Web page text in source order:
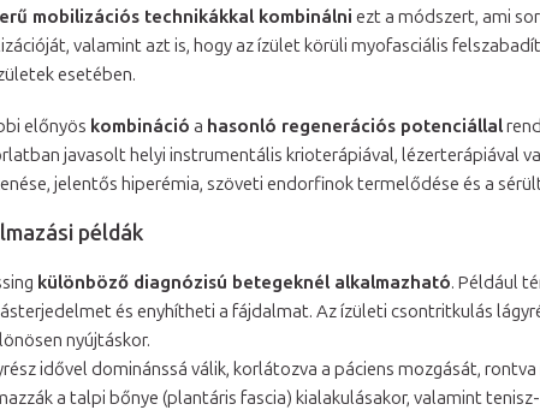
mobilizációs technikákkal kombinálni ezt a módszert, ami
valamint azt is, hogy az ízület körüli myofasciális
esetében.
előnyös kombináció a hasonló regenerációs potenciállal
javasolt helyi instrumentális krioterápiával, lézerterápiával
jelentős hiperémia, szöveti endorfinok termelődése és a
példák
különböző diagnózisú betegeknél alkalmazható. Például
és enyhítheti a fájdalmat. Az ízületi csontritkulás
nyújtáskor.
idővel dominánssá válik, korlátozva a páciens mozgását,
a talpi bőnye (plantáris fascia) kialakulásakor, valamint